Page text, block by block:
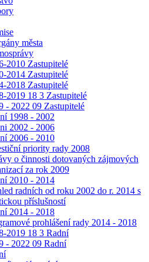
města
2010 Zastupitelé
2014 Zastupitelé
2018 Zastupitelé
2019 18 3 Zastupitelé
- 2022 09 Zastupitelé
1998 - 2002
2002 - 2006
2006 - 2010
priority rady 2008
o činnosti dotovaných zájmových
za rok 2009
2010 - 2014
radních od roku 2002 do r. 2014 s
příslušností
2014 - 2018
prohlášení rady 2014 - 2018
2019 18 3 Radní
- 2022 09 Radní